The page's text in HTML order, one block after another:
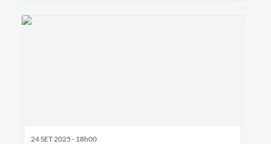
24 SET 2025 - 18h00